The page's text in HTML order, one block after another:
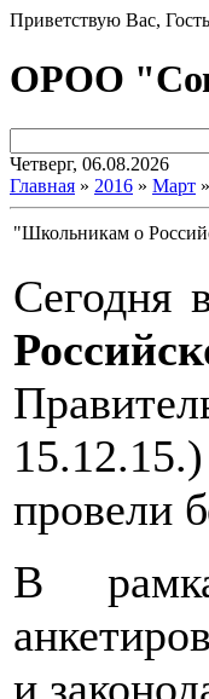
Приветствую Вас,
ОРОО
Четверг, 06.08.2026
Главная » 2016 » Март »
"Школьникам о
Сегодня
провели
В
и